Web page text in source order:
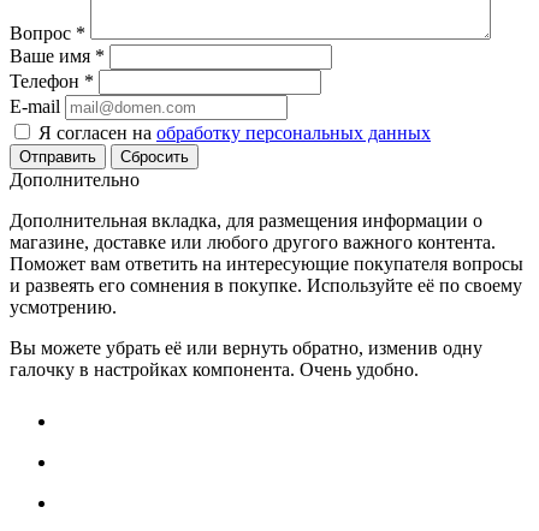
Вопрос *
Ваше имя *
Телефон *
E-mail
Я согласен на обработку персональных данных
Сбросить
Дополнительно
Дополнительная вкладка, для размещения информации о
магазине, доставке или любого другого важного контента.
Поможет вам ответить на интересующие покупателя вопросы
и развеять его сомнения в покупке. Используйте её по своему
усмотрению.
Вы можете убрать её или вернуть обратно, изменив одну
галочку в настройках компонента. Очень удобно.